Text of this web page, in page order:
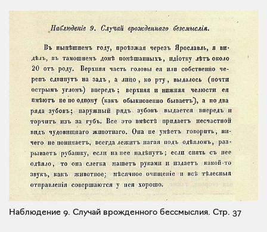
Наблюдение 9. Случай врожденного бессмыслия. Стр. 37